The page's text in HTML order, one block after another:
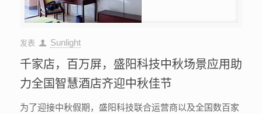
发表 Sunlight
千家店，百万屏，盛阳科技中秋场景应用助
力全国智慧酒店齐迎中秋佳节
为了迎接中秋假期，盛阳科技联合运营商以及全国数百家